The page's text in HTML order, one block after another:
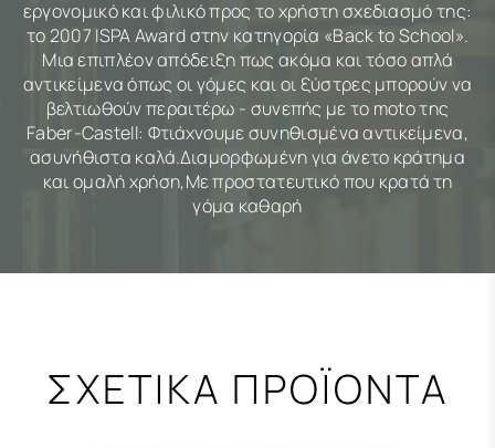
εργονομικό και φιλικό προς το χρήστη σχεδιασμό της:
το 2007 ISPA Award στην κατηγορία «Back to School».
Μια επιπλέον απόδειξη πως ακόμα και τόσο απλά
αντικείμενα όπως οι γόμες και οι ξύστρες μπορούν να
βελτιωθούν περαιτέρω - συνεπής με το moto της
Faber-Castell: Φτιάχνουμε συνηθισμένα αντικείμενα,
ασυνήθιστα καλά.Διαμορφωμένη για άνετο κράτημα
και ομαλή χρήση,Με προστατευτικό που κρατά τη
γόμα καθαρή
ΣΧΕΤΙΚΑ ΠΡΟΪΟΝΤΑ